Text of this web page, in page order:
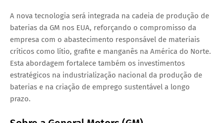
A nova tecnologia será integrada na cadeia de produção de
baterias da GM nos EUA, reforçando o compromisso da
empresa com o abastecimento responsável de materiais
críticos como lítio, grafite e manganês na América do Norte.
Esta abordagem fortalece também os investimentos
estratégicos na industrialização nacional da produção de
baterias e na criação de emprego sustentável a longo
prazo.